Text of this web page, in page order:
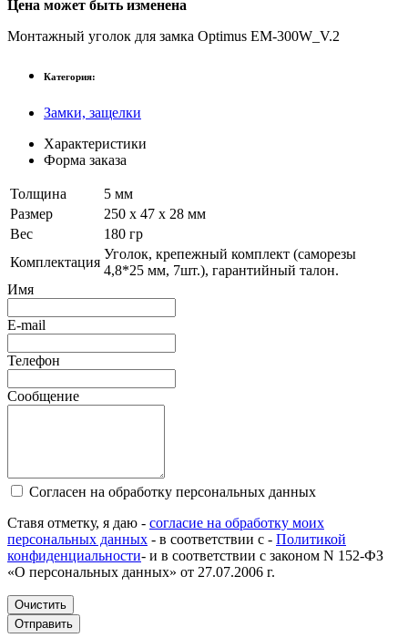
Цена может быть изменена
Монтажный уголок для замка Optimus EM-300W_V.2
Категория:
Замки, защелки
Характеристики
Форма заказа
Толщина
5 мм
Размер
250 х 47 х 28 мм
Вес
180 гр
Комплектация
Уголок, крепежный комплект (саморезы
4,8*25 мм, 7шт.), гарантийный талон.
Имя
E-mail
Телефон
Сообщение
Согласен на обработку персональных данных
Ставя отметку, я даю - согласие на обработку моих
персональных данных - в соответствии с - Политикой
конфиденциальности- и в соответствии с законом N 152-ФЗ
«О персональных данных» от 27.07.2006 г.
Очистить
Отправить